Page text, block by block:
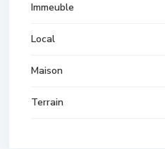
Immeuble
Local
Maison
Terrain